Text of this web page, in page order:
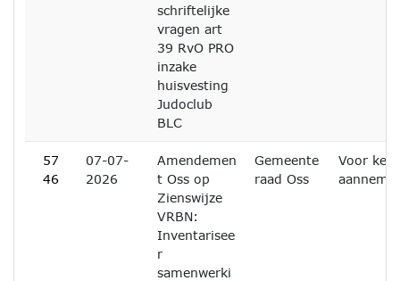
schriftelijke
vragen art
39 RvO PRO
inzake
huisvesting
Judoclub
BLC
57
46
07-07-
2026
Amendemen
t Oss op
Zienswijze
VRBN:
Inventarisee
r
samenwerki
Gemeente
raad Oss
Voor